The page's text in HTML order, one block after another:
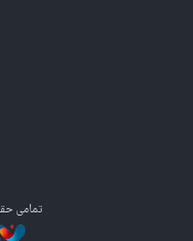
تمامی